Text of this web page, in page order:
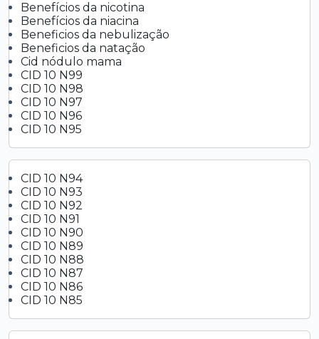
Benefícios da nicotina
Benefícios da niacina
Beneficios da nebulização
Beneficios da natação
Cid nódulo mama
CID 10 N99
CID 10 N98
CID 10 N97
CID 10 N96
CID 10 N95
CID 10 N94
CID 10 N93
CID 10 N92
CID 10 N91
CID 10 N90
CID 10 N89
CID 10 N88
CID 10 N87
CID 10 N86
CID 10 N85